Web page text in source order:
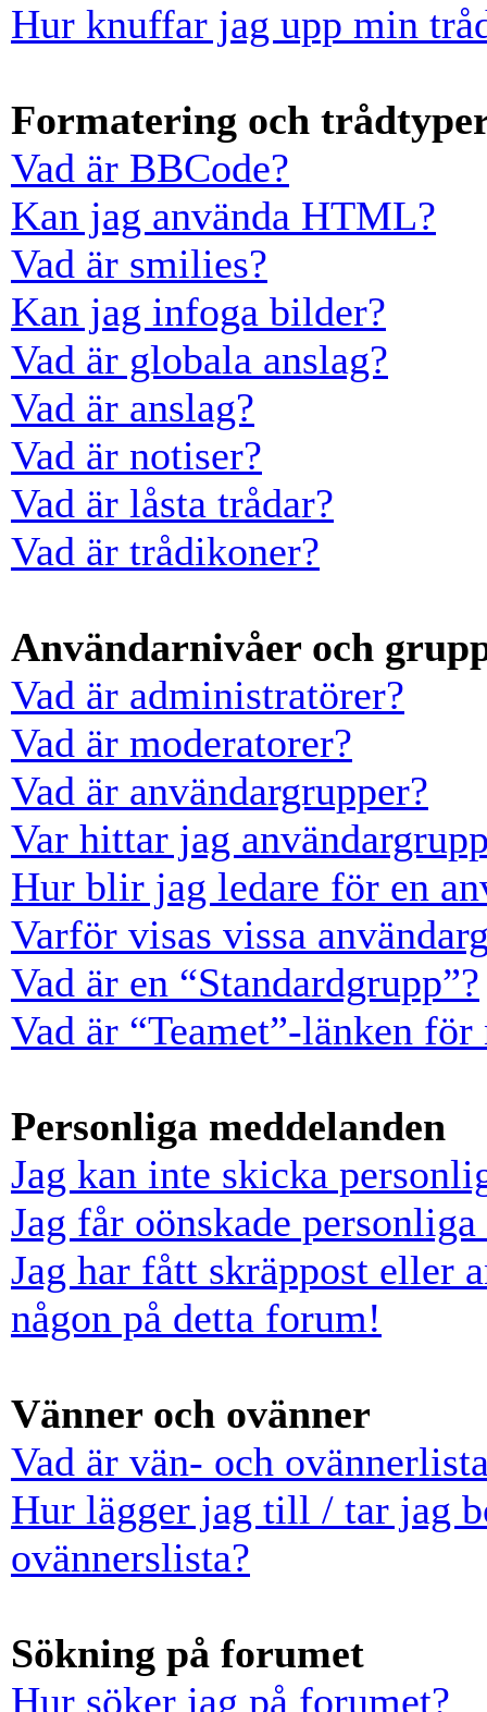
Hur knuffar jag upp min
Formatering och
Vad är BBCode?
Kan jag använda HTML?
Vad är smilies?
Kan jag infoga bilder?
Vad är globala anslag?
Vad är anslag?
Vad är notiser?
Vad är låsta trådar?
Vad är trådikoner?
Användarnivåer och
Vad är administratörer?
Vad är moderatorer?
Vad är användargrupper?
Var hittar jag
Hur blir jag ledare för en
Varför visas vissa
Vad är en “Standardgrupp”?
Vad är “Teamet”-länken för
Personliga meddelanden
Jag kan inte skicka
Jag får oönskade
Jag har fått skräppost eller
någon på detta forum!
Vänner och ovänner
Vad är vän- och
Hur lägger jag till / tar jag
ovännerslista?
Sökning på forumet
Hur söker jag på forumet?